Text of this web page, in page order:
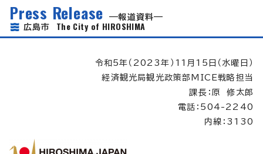
Press Release
報道資料
広島市 The City of HIROSHIMA
令和5年（2023年）11月15日（水曜日）
経済観光局観光政策部MICE戦略担当
課長：原 修太郎
電話：504-2240
内線：3130